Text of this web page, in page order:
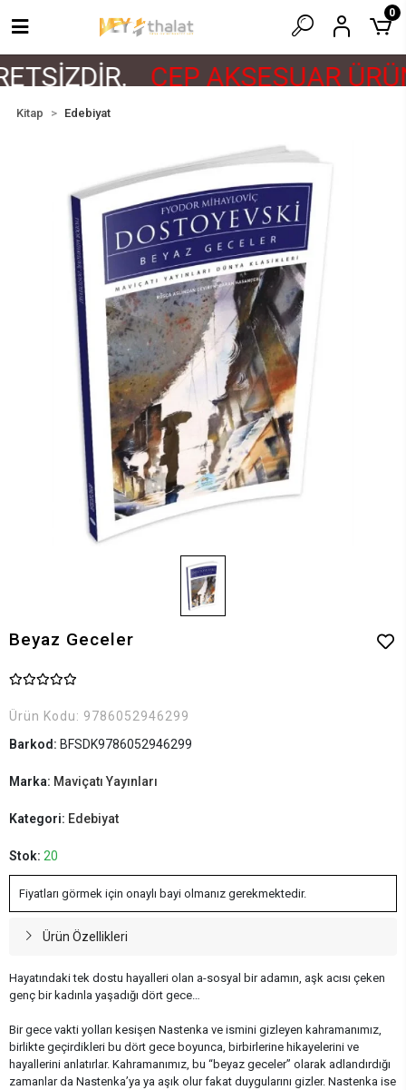
CEP AKSESUAR
0
Kitap Edebiyat
Beyaz Geceler
Ürün Kodu: 9786052946299
Barkod: BFSDK9786052946299
Marka: Maviçatı Yayınları
Kategori: Edebiyat
Stok: 20
Fiyatları görmek için onaylı bayi olmanız gerekmektedir.
Ürün Özellikleri
Hayatındaki tek dostu hayalleri olan a-sosyal bir adamın, aşk acısı çeken
genç bir kadınla yaşadığı dört gece…
Bir gece vakti yolları kesişen Nastenka ve ismini gizleyen kahramanımız,
birlikte geçirdikleri bu dört gece boyunca, birbirlerine hikayelerini ve
hayallerini anlatırlar. Kahramanımız, bu “beyaz geceler” olarak adlandırdığı
zamanlar da Nastenka’ya ya aşık olur fakat duygularını gizler. Nastenka ise